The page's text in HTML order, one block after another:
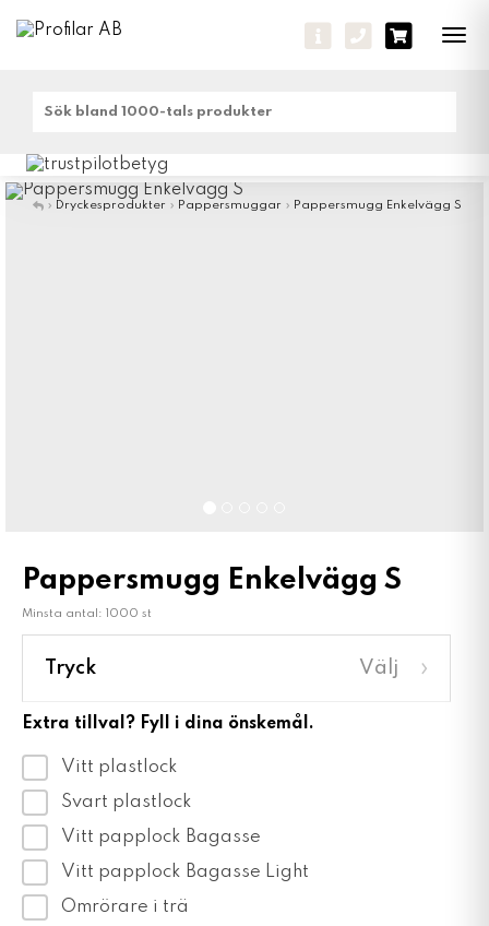
» Dryckesprodukter » Pappersmuggar » Pappersmugg Enkelvägg S
Pappersmugg Enkelvägg S
Minsta antal: 1000 st
Tryck Välj ›
Extra tillval? Fyll i dina önskemål.
Vitt plastlock
Svart plastlock
Vitt papplock Bagasse
Vitt papplock Bagasse Light
Omrörare i trä